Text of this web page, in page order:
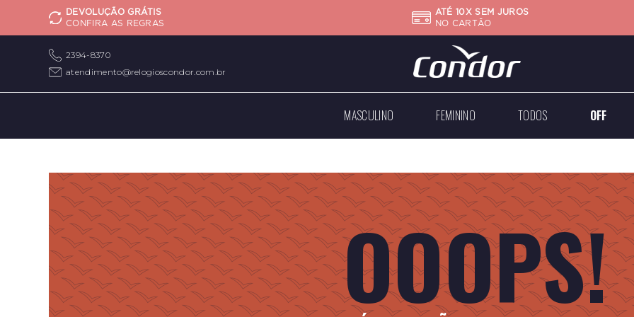
DEVOLUÇÃO GRÁTIS
CONFIRA AS REGRAS
ATÉ 10X SEM JUROS
NO CARTÃO
2394-8370
atendimento@relogioscondor.com.br
MASCULINO
Case
Médios
Dourados
Prateados
Todos
FEMININO
Médios
Grandes
Dourados
Prateados
Todos
TODOS OFF
OOOPS!